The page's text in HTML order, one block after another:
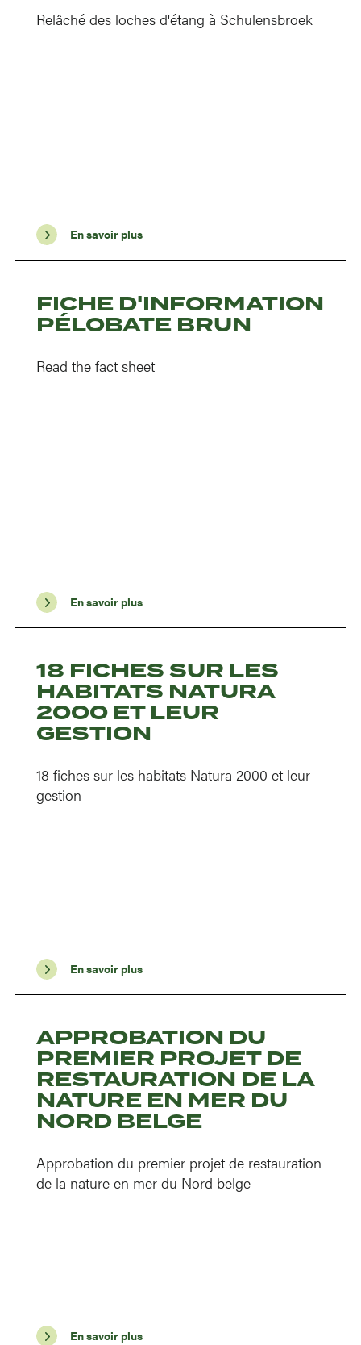
Relâché des loches d'étang à Schulensbroek
En savoir plus
FICHE D'INFORMATION
PÉLOBATE BRUN
Read the fact sheet
En savoir plus
18 FICHES SUR LES
HABITATS NATURA
2000 ET LEUR
GESTION
18 fiches sur les habitats Natura 2000 et leur
gestion
En savoir plus
APPROBATION DU
PREMIER PROJET DE
RESTAURATION DE LA
NATURE EN MER DU
NORD BELGE
Approbation du premier projet de restauration
de la nature en mer du Nord belge
En savoir plus